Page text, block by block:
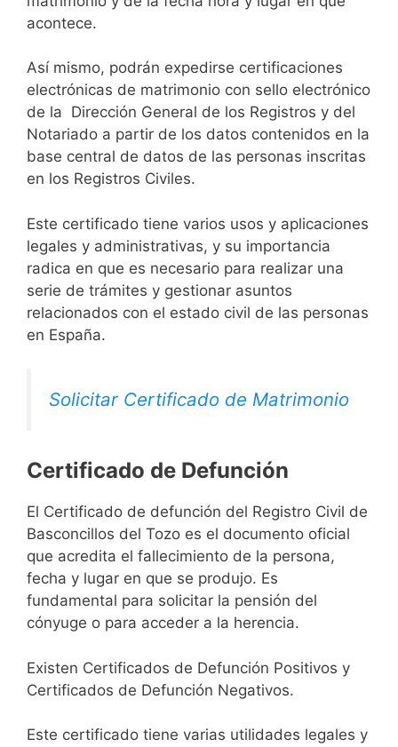
acontece.
Así mismo, podrán expedirse certificaciones
electrónicas de matrimonio con sello electrónico
de la Dirección General de los Registros y del
Notariado a partir de los datos contenidos en la
base central de datos de las personas inscritas
en los Registros Civiles.
Este certificado tiene varios usos y aplicaciones
legales y administrativas, y su importancia
radica en que es necesario para realizar una
serie de trámites y gestionar asuntos
relacionados con el estado civil de las personas
en España.
Solicitar Certificado de Matrimonio
Certificado de Defunción
El Certificado de defunción del Registro Civil de
Basconcillos del Tozo es el documento oficial
que acredita el fallecimiento de la persona,
fecha y lugar en que se produjo. Es
fundamental para solicitar la pensión del
cónyuge o para acceder a la herencia.
Existen Certificados de Defunción Positivos y
Certificados de Defunción Negativos.
Este certificado tiene varias utilidades legales y